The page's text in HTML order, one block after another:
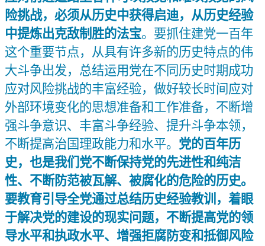
险挑战，必须从历史中获得启迪，从历史经验
中提炼出克敌制胜的法宝。要抓住建党一百年
这个重要节点，从具有许多新的历史特点的伟
大斗争出发，总结运用党在不同历史时期成功
应对风险挑战的丰富经验，做好较长时间应对
外部环境变化的思想准备和工作准备，不断增
强斗争意识、丰富斗争经验、提升斗争本领，
不断提高治国理政能力和水平。 党的百年历
史，也是我们党不断保持党的先进性和纯洁
性、不断防范被瓦解、被腐化的危险的历史。
要教育引导全党通过总结历史经验教训，着眼
于解决党的建设的现实问题，不断提高党的领
导水平和执政水平、增强拒腐防变和抵御风险